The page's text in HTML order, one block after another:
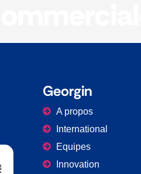
Georgin
A propos
International
Equipes
Innovation